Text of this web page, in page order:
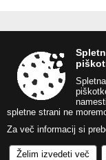
spletne strani ne
Za več informacij si
Želim izvedeti več